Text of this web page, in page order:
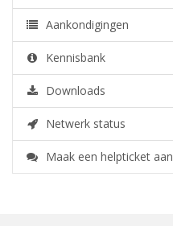
Aankondigingen
Kennisbank
Downloads
Netwerk status
Maak een helpticket aan